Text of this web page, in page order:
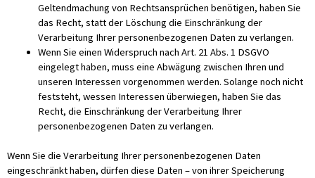
Geltendmachung von Rechtsansprüchen benötigen, haben Sie
das Recht, statt der Löschung die Einschränkung der
Verarbeitung Ihrer personenbezogenen Daten zu verlangen.
Wenn Sie einen Widerspruch nach Art. 21 Abs. 1 DSGVO
eingelegt haben, muss eine Abwägung zwischen Ihren und
unseren Interessen vorgenommen werden. Solange noch nicht
feststeht, wessen Interessen überwiegen, haben Sie das
Recht, die Einschränkung der Verarbeitung Ihrer
personenbezogenen Daten zu verlangen.
Wenn Sie die Verarbeitung Ihrer personenbezogenen Daten
eingeschränkt haben, dürfen diese Daten – von ihrer Speicherung